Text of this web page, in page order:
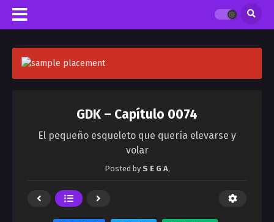
GDK – Capítulo 0074
El pequeño esqueleto que quería elevarse y
volar
Posted by S E G A,